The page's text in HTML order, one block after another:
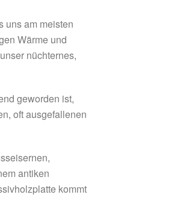
uns am meisten
Wärme und
nüchternes,
geworden ist,
oft ausgefallenen
antiken
kommt